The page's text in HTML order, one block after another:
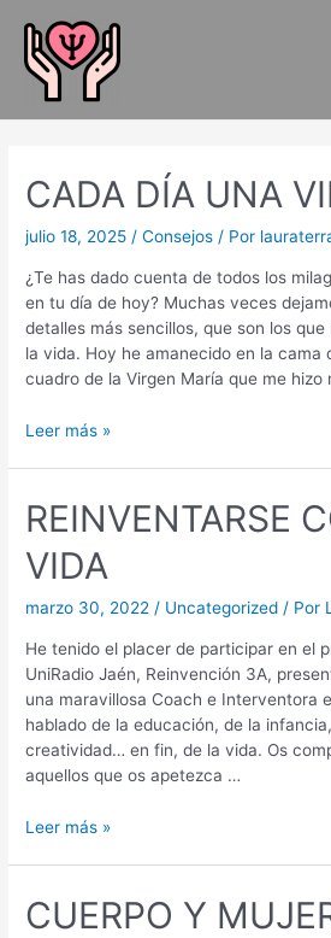
CADA DÍA UNA
julio 18, 2025/Consejos / Por
¿Te has dado cuenta de todos los
en tu día de hoy? Muchas veces
detalles más sencillos, que son los
la vida. Hoy he amanecido en la cama
cuadro de la Virgen María que me hizo
Leer más »
REINVENTARSE
VIDA
marzo 30, 2022 / Uncategorized / Por
He tenido el placer de participar en el
UniRadio Jaén, Reinvención 3A,
una maravillosa Coach e Interventora
hablado de la educación, de la
creatividad… en fin, de la vida. Os
aquellos que os apetezca …
Leer más »
CUERPO Y